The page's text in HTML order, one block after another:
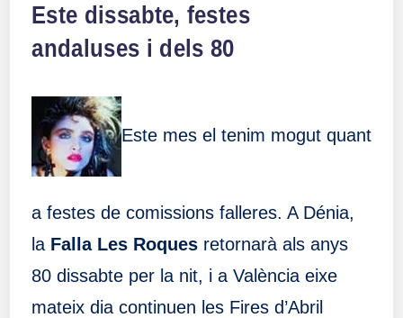
Este dissabte, festes
andaluses i dels 80
Este mes el tenim mogut quant
a festes de comissions falleres. A Dénia,
la Falla Les Roquesretornarà als anys
80 dissabte per la nit, i a València eixe
mateix dia continuen les Fires d’Abril